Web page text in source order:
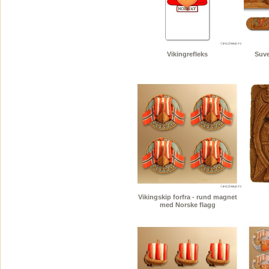
Vikingrefleks
Vikingskip forfra - rund magnet
med Norske flagg